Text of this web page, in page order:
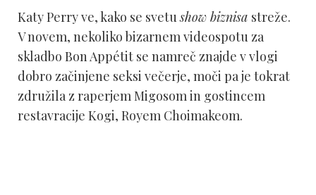
Katy Perry ve, kako se svetushow biznisa streže.
V novem, nekoliko bizarnem videospotu za
skladbo Bon Appétit se namreč znajde v vlogi
dobro začinjene seksi večerje, moči pa je tokrat
združila z raperjem Migosom in gostincem
restavracije Kogi, Royem Choimakeom.